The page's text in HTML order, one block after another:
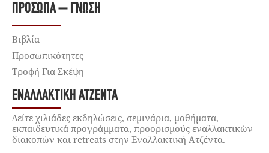
ΠΡΌΣΩΠΑ – ΓΝΏΣΗ
Βιβλία
Προσωπικότητες
Τροφή Για Σκέψη
ΕΝΑΛΛΑΚΤΙΚΉ ΑΤΖΈΝΤΑ
Δείτε χιλιάδες εκδηλώσεις, σεμινάρια, μαθήματα,
εκπαιδευτικά προγράμματα, προορισμούς εναλλακτικών
διακοπών και retreats στην Εναλλακτική Ατζέντα.